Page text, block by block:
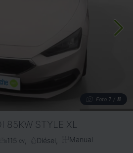
Foto 1 / 8
85KW STYLE XL
115 cv Diésel Manual